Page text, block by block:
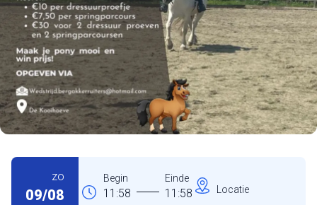
zo
09/08
Begin
11:58
Einde
11:58 Locatie